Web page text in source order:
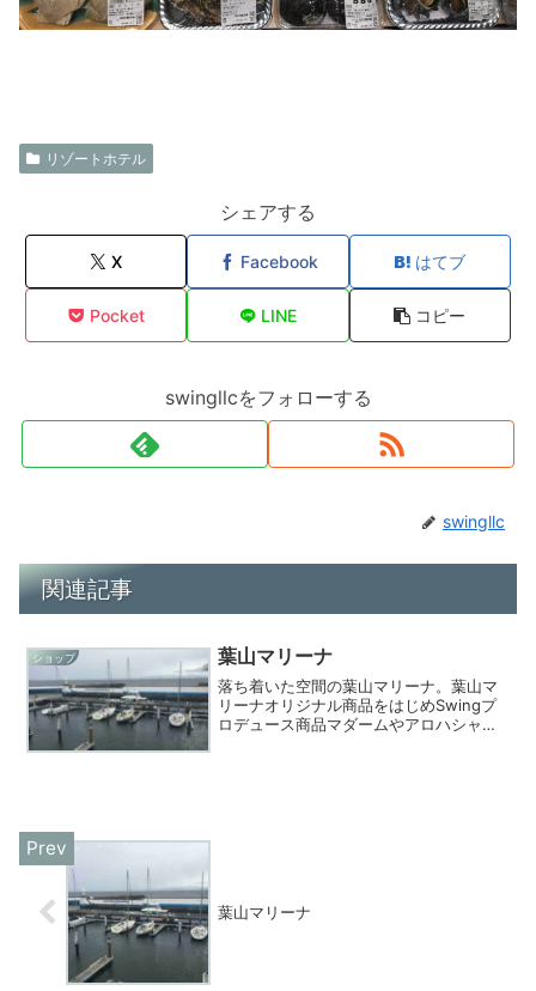
リゾートホテル
シェアする
X Facebook はてブ
Pocket LINE コピー
swingllcをフォローする
swingllc
関連記事
ショップ 葉山マリーナ
落ち着いた空間の葉山マリーナ。葉山マ
リーナオリジナル商品をはじめSwingプ
ロデュース商品マダームやアロハシャツ
葉山マリーナ